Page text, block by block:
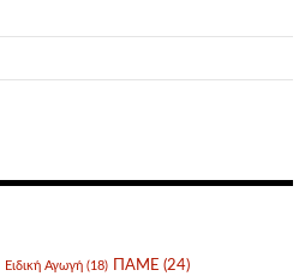
Ειδική Αγωγή (18) ΠΑΜΕ (24)